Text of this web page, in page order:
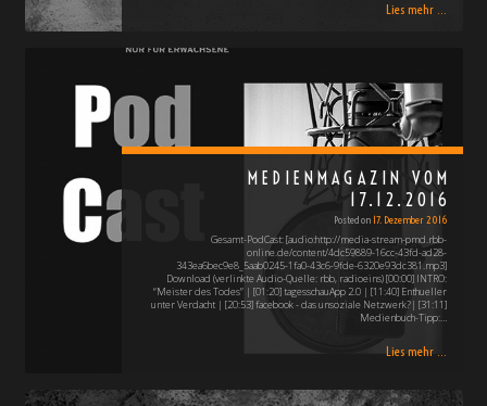
Lies mehr ...
MEDIENMAGAZIN VOM
17.12.2016
Posted on 17. Dezember 2016
Gesamt-PodCast: [audio:http://media-stream-pmd.rbb-
online.de/content/4dc59889-16cc-43fd-ad28-
343ea6bec9e8_5aab0245-1fa0-43c6-9fde-6320e93dc381.mp3]
Download (verlinkte Audio-Quelle: rbb, radioeins) [00:00] INTRO:
“Meister des Todes” | [01:20] tagesschauApp 2.0 | [11:40] Enthueller
unter Verdacht | [20:53] facebook - das unsoziale Netzwerk?| [31:11]
Medienbuch-Tipp:…
Lies mehr ...